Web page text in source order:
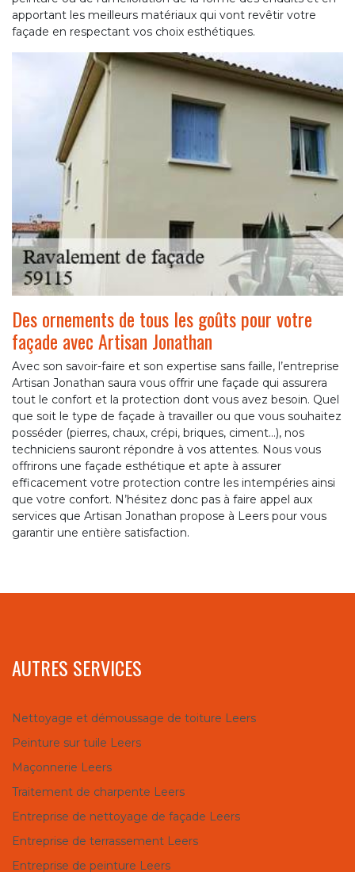
apportant les meilleurs matériaux qui vont revêtir votre
façade en respectant vos choix esthétiques.
Des ornements de tous les goûts pour votre
façade avec Artisan Jonathan
Avec son savoir-faire et son expertise sans faille, l’entreprise
Artisan Jonathan saura vous offrir une façade qui assurera
tout le confort et la protection dont vous avez besoin. Quel
que soit le type de façade à travailler ou que vous souhaitez
posséder (pierres, chaux, crépi, briques, ciment…), nos
techniciens sauront répondre à vos attentes. Nous vous
offrirons une façade esthétique et apte à assurer
efficacement votre protection contre les intempéries ainsi
que votre confort. N’hésitez donc pas à faire appel aux
services que Artisan Jonathan propose à Leers pour vous
garantir une entière satisfaction.
AUTRES SERVICES
Nettoyage et démoussage de toiture Leers
Peinture sur tuile Leers
Maçonnerie Leers
Traitement de charpente Leers
Entreprise de nettoyage de façade Leers
Entreprise de terrassement Leers
Entreprise de peinture Leers